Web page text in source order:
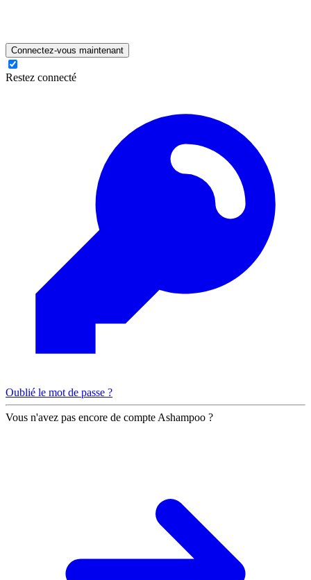
Connectez-vous maintenant
Restez connecté
Oublié le mot de passe ?
Vous n'avez pas encore de compte Ashampoo ?